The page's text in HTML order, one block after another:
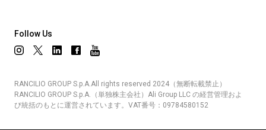
Follow Us
RANCILIO GROUP S.p.A.All rights reserved 2024（無断転載禁止）
RANCILIO GROUP S.p.A.（単独株主会社）Ali Group LLC の経営管理およ
び統括のもとに運営されています。VAT番号：09784580152